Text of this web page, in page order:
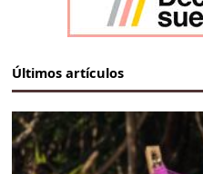
Últimos artículos